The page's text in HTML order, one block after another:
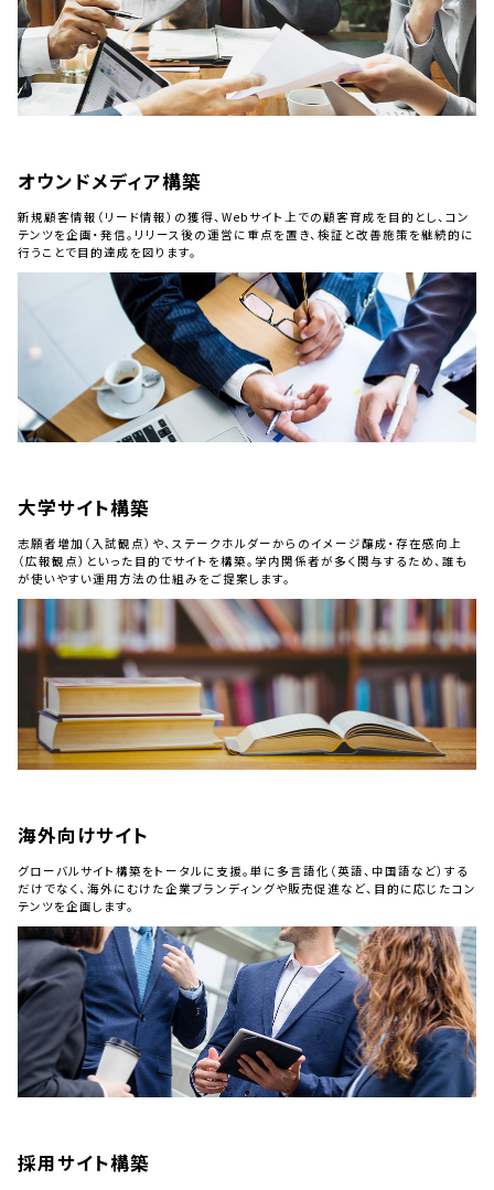
オウンドメディア構築
新規顧客情報（リード情報）の獲得、Webサイト上での顧客育成を目的とし、コン
テンツを企画・発信。リリース後の運営に重点を置き、検証と改善施策を継続的に
行うことで目的達成を図ります。
大学サイト構築
志願者増加（入試観点）や、ステークホルダーからのイメージ醸成・存在感向上
（広報観点）といった目的でサイトを構築。学内関係者が多く関与するため、誰も
が使いやすい運用方法の仕組みをご提案します。
海外向けサイト
グローバルサイト構築をトータルに支援。単に多言語化（英語、中国語など）する
だけでなく、海外にむけた企業ブランディングや販売促進など、目的に応じたコン
テンツを企画します。
採用サイト構築